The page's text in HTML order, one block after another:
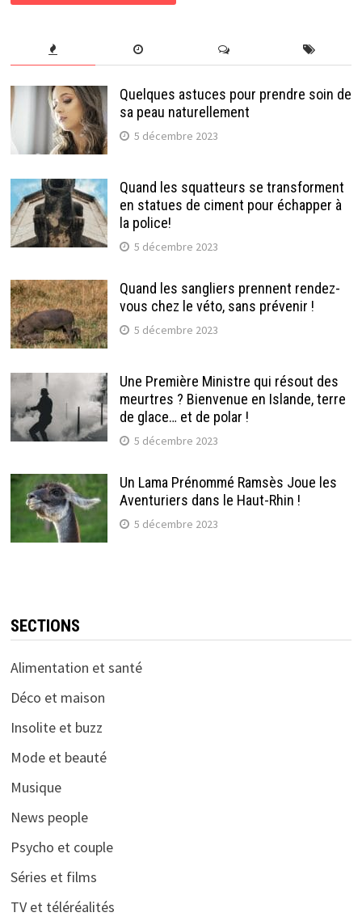
Quelques astuces pour prendre soin de
sa peau naturellement
5 décembre 2023
Quand les squatteurs se transforment
en statues de ciment pour échapper à
la police!
5 décembre 2023
Quand les sangliers prennent rendez-
vous chez le véto, sans prévenir !
5 décembre 2023
Une Première Ministre qui résout des
meurtres ? Bienvenue en Islande, terre
de glace… et de polar !
5 décembre 2023
Un Lama Prénommé Ramsès Joue les
Aventuriers dans le Haut-Rhin !
5 décembre 2023
SECTIONS
Alimentation et santé
Déco et maison
Insolite et buzz
Mode et beauté
Musique
News people
Psycho et couple
Séries et films
TV et téléréalités